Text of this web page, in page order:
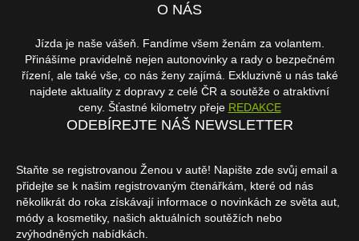
O NÁS
Jízda je naše vášeň. Fandíme všem ženám za volantem.
Přinášíme pravidelně nejen autonovinky a rady o bezpečném
řízení, ale také vše, co nás ženy zajímá. Exkluzivně u nás také
najdete aktuality z dopravy z celé ČR a soutěže o atraktivní
ceny. Šťastné kilometry přeje REDAKCE
ODEBÍREJTE NÁŠ NEWSLETTER
Staňte se registrovanou Ženou v autě! Napište zde svůj email a
přidejte se k našim registrovaným čtenářkám, které od nás
několikrát do roka získávají informace o novinkách ze světa aut,
módy a kosmetiky, našich aktuálních soutěžích nebo
zvýhodněných nabídkách.